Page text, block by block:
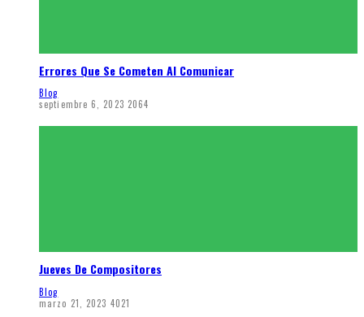
Errores Que Se Cometen Al Comunicar
Blog
septiembre 6, 2023 2064
Jueves De Compositores
Blog
marzo 21, 2023 4021